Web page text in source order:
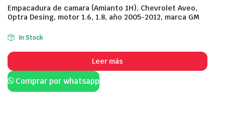
Empacadura de camara (Amianto 1H), Chevrolet Aveo,
Optra Desing, motor 1.6, 1.8, año 2005-2012, marca GM
In Stock
Leer más
Comprar por whatsapp